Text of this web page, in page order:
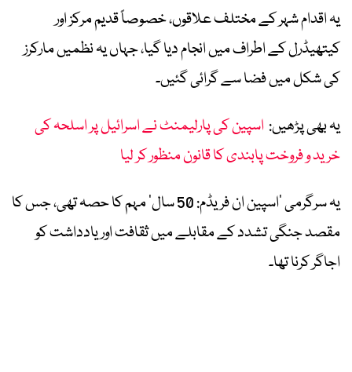
یہ اقدام شہر کے مختلف علاقوں، خصوصاً قدیم مرکز اور
کیتھیڈرل کے اطراف میں انجام دیا گیا، جہاں یہ نظمیں مارکرز
کی شکل میں فضا سے گرائی گئیں۔
یہ بھی پڑھیں: اسپین کی پارلیمنٹ نے اسرائیل پر اسلحہ کی
خرید و فروخت پابندی کا قانون منظور کر لیا
یہ سرگرمی ’اسپین ان فریڈم: 50 سال‘ مہم کا حصہ تھی، جس کا
مقصد جنگی تشدد کے مقابلے میں ثقافت اور یادداشت کو
اجاگر کرنا تھا۔